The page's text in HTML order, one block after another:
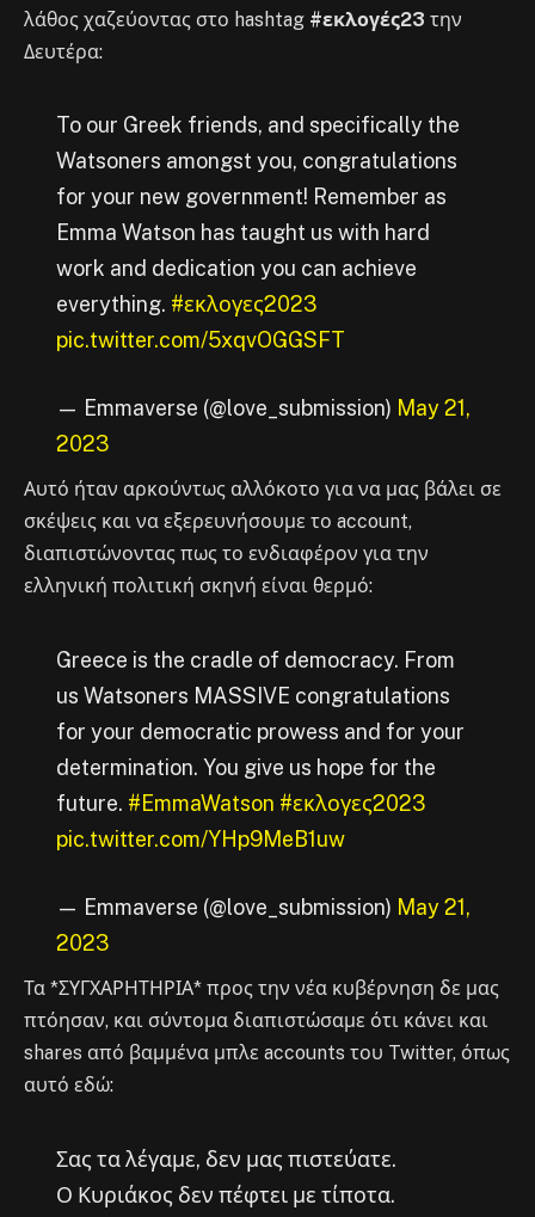
λάθος χαζεύοντας στο hashtag #εκλογές23 την
Δευτέρα:
To our Greek friends, and specifically the
Watsoners amongst you, congratulations
for your new government! Remember as
Emma Watson has taught us with hard
work and dedication you can achieve
everything. #εκλογες2023
pic.twitter.com/5xqvOGGSFT
— Emmaverse (@love_submission) May 21,
2023
Αυτό ήταν αρκούντως αλλόκοτο για να μας βάλει σε
σκέψεις και να εξερευνήσουμε το account,
διαπιστώνοντας πως το ενδιαφέρον για την
ελληνική πολιτική σκηνή είναι θερμό:
Greece is the cradle of democracy. From
us Watsoners MASSIVE congratulations
for your democratic prowess and for your
determination. You give us hope for the
future. #EmmaWatson #εκλογες2023
pic.twitter.com/YHp9MeB1uw
— Emmaverse (@love_submission) May 21,
2023
Τα *ΣΥΓΧΑΡΗΤΗΡΙΑ* προς την νέα κυβέρνηση δε μας
πτόησαν, και σύντομα διαπιστώσαμε ότι κάνει και
shares από βαμμένα μπλε accounts του Twitter, όπως
αυτό εδώ:
Σας τα λέγαμε, δεν μας πιστεύατε.
Ο Κυριάκος δεν πέφτει με τίποτα.